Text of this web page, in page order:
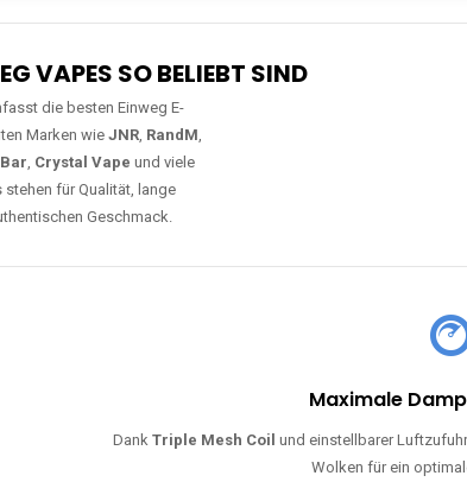
VAPES SO BELIEBT SIND
die besten Einweg E-
Marken wie JNR, RandM,
, Crystal Vape und viele
stehen für Qualität, lange
Geschmack.
Maximale
Dank Triple Mesh Coil und einstellbarer
Wolken für ein